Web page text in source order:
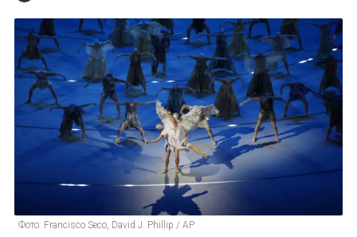
Фото: Francisco Seco, David J. Phillip / AP